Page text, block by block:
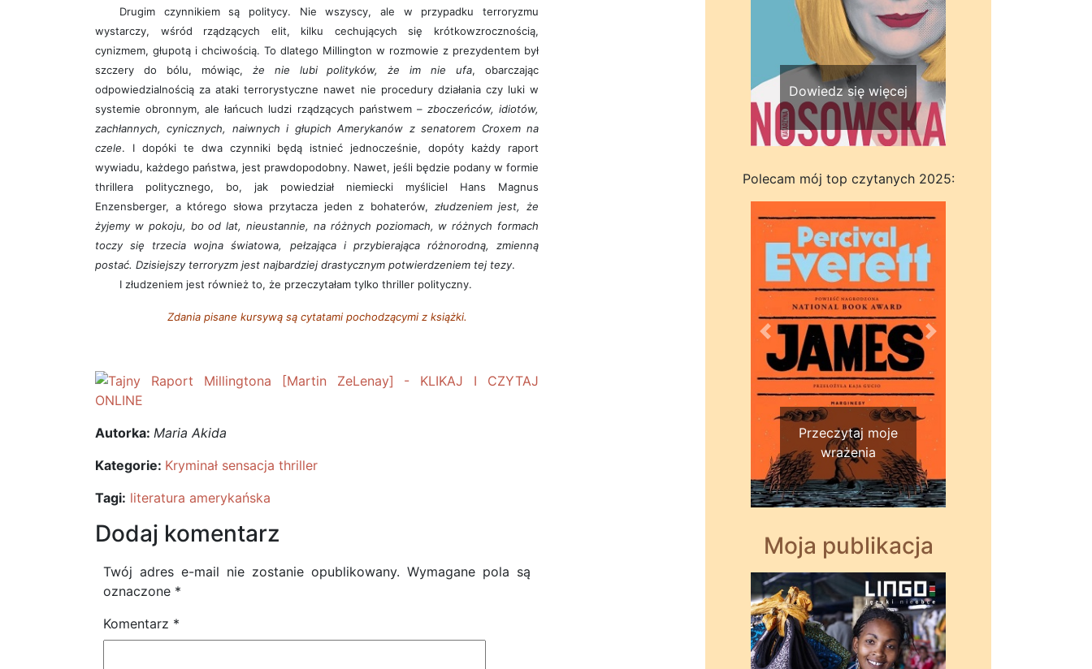
Drugim czynnikiem są politycy. Nie wszyscy, ale w przypadku terroryzmu
wystarczy, wśród rządzących elit, kilku cechujących się krótkowzrocznością,
cynizmem, głupotą i chciwością. To dlatego Millington w rozmowie z prezydentem był
szczery do bólu, mówiąc, że nie lubi polityków, że im nie ufa, obarczając
odpowiedzialnością za ataki terrorystyczne nawet nie procedury działania czy luki w
systemie obronnym, ale łańcuch ludzi rządzących państwem – zboczeńców, idiotów,
zachłannych, cynicznych, naiwnych i głupich Amerykanów z senatorem Croxem na
czele. I dopóki te dwa czynniki będą istnieć jednocześnie, dopóty każdy raport
wywiadu, każdego państwa, jest prawdopodobny. Nawet, jeśli będzie podany w formie
thrillera politycznego, bo, jak powiedział niemiecki myśliciel Hans Magnus
Enzensberger, a którego słowa przytacza jeden z bohaterów, złudzeniem jest, że
żyjemy w pokoju, bo od lat, nieustannie, na różnych poziomach, w różnych formach
toczy się trzecia wojna światowa, pełzająca i przybierająca różnorodną, zmienną
postać. Dzisiejszy terroryzm jest najbardziej drastycznym potwierdzeniem tej tezy.
I złudzeniem jest również to, że przeczytałam tylko thriller polityczny.
Zdania pisane kursywą są cytatami pochodzącymi z książki.
Autorka: Maria Akida
Kategorie: Kryminał sensacja thriller
Tagi: literatura amerykańska
Dodaj komentarz
Twój adres e-mail nie zostanie opublikowany. Wymagane pola są
oznaczone *
Komentarz *
Dowiedz się więcej
Polecam mój top czytanych 2025:
Przeczytaj moje
wrażenia
Wstecz Dalej
Moja publikacja